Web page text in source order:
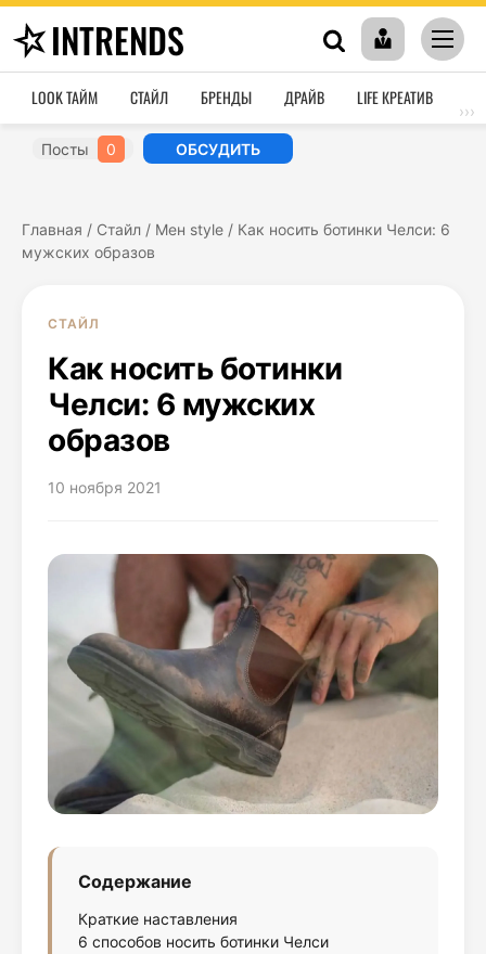
INTRENDS
LOOK ТАЙМ СТАЙЛ БРЕНДЫ ДРАЙВ LIFE КРЕАТИВ
›››
Посты 0 ОБСУДИТЬ
Главная / Стайл / Мен style / Как носить ботинки Челси: 6
мужских образов
СТАЙЛ
Как носить ботинки
Челси: 6 мужских
образов
10 ноября 2021
Содержание
Краткие наставления
6 способов носить ботинки Челси